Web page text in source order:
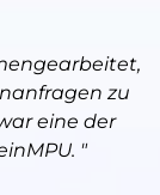
zu
eine der
"